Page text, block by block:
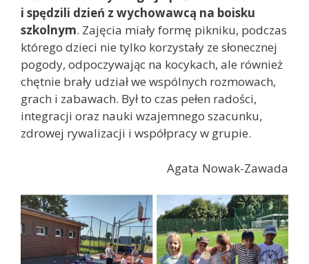
i spędzili dzień z wychowawcą na boisku
szkolnym. Zajęcia miały formę pikniku, podczas
którego dzieci nie tylko korzystały ze słonecznej
pogody, odpoczywając na kocykach, ale również
chętnie brały udział we wspólnych rozmowach,
grach i zabawach. Był to czas pełen radości,
integracji oraz nauki wzajemnego szacunku,
zdrowej rywalizacji i współpracy w grupie.
Agata Nowak-Zawada